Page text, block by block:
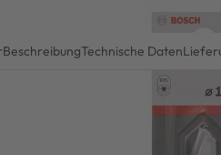
BeschreibungTechnische Daten